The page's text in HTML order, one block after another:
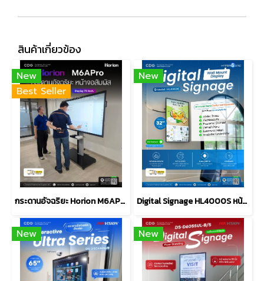
สินค้าเกี่ยวข้อง
New
Best Seller
กระดานอัจฉริยะ Horion M6APro Series Interactive Whiteboard
New
Digital Signage HL4000S หน้าจอแมตต์ (Matte) Wall Mount
New New